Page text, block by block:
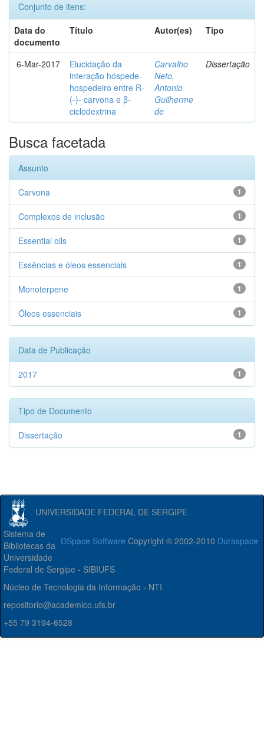
Conjunto de itens:
Data do
documento
Título Autor(es) Tipo
6-Mar-2017
Elucidação da
interação hóspede-
hospedeiro entre R-
(-)- carvona e β-
ciclodextrina
Carvalho
Neto,
Antonio
Guilherme
de
Dissertação
Busca facetada
Assunto
1
Carvona
1
Complexos de inclusão
1
Essential oils
1
Essências e óleos essenciais
1
Monoterpene
1
Óleos essenciais
Data de Publicação
1
2017
Tipo de Documento
1
Dissertação
UNIVERSIDADE FEDERAL DE SERGIPE
DSpace Software Copyright © 2002-2010 Duraspace
Sistema de
Bibliotecas da
Universidade
Federal de Sergipe - SIBIUFS
Núcleo de Tecnologia da Informação - NTI
repositorio@academico.ufs.br
+55 79 3194-6528